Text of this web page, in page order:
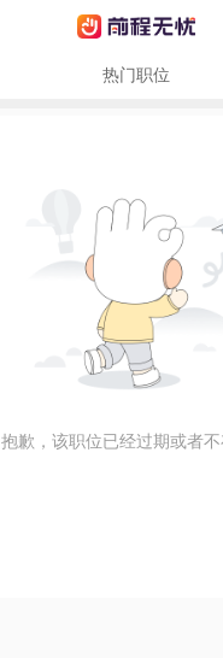
热门职位
抱歉，该职位已经过期或者不